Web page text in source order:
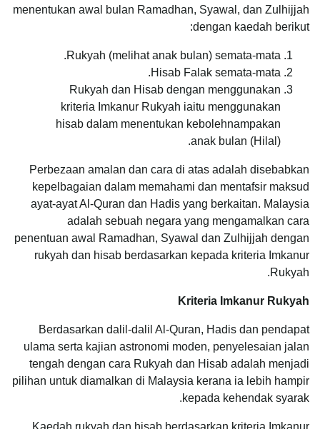
menentukan awal bulan Ramadhan, Syawal, dan Zulhijjah
dengan kaedah berikut:
Rukyah (melihat anak bulan) semata-mata.
Hisab Falak semata-mata.
Rukyah dan Hisab dengan menggunakan
kriteria Imkanur Rukyah iaitu menggunakan
hisab dalam menentukan kebolehnampakan
anak bulan (Hilal).
Perbezaan amalan dan cara di atas adalah disebabkan
kepelbagaian dalam memahami dan mentafsir maksud
ayat-ayat Al-Quran dan Hadis yang berkaitan. Malaysia
adalah sebuah negara yang mengamalkan cara
penentuan awal Ramadhan, Syawal dan Zulhijjah dengan
rukyah dan hisab berdasarkan kepada kriteria Imkanur
Rukyah.
Kriteria Imkanur Rukyah
Berdasarkan dalil-dalil Al-Quran, Hadis dan pendapat
ulama serta kajian astronomi moden, penyelesaian jalan
tengah dengan cara Rukyah dan Hisab adalah menjadi
pilihan untuk diamalkan di Malaysia kerana ia lebih hampir
kepada kehendak syarak.